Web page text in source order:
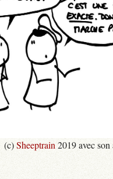
(c)Sheeptrain 2019 avec